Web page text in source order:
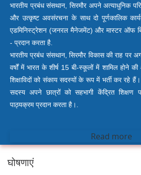
भारतीय प्रबंध संसथान, सिरमौर अपने अत्याधुनिक
और उत्कृष्ट अवसंरचना के साथ दो पूर्णकालिक
एडमिनिस्ट्रेशन (जनरल मैनेजमेंट) और मास्टर ऑफ
- प्रदान करता है.
भारतीय प्रबंध संसथान, सिरमौर विकास की राह पर
वर्षों में भारत के शीर्ष 15 बी-स्कूलों में शामिल होने
शिक्षाविदों को संकाय सदस्यों के रूप में भर्ती कर रहे
सदस्य अपने छात्रों को सहभागी केंद्रित शिक्षण
पाठ्यक्रम प्रदान करता है।.
Read more
घोषणाएं